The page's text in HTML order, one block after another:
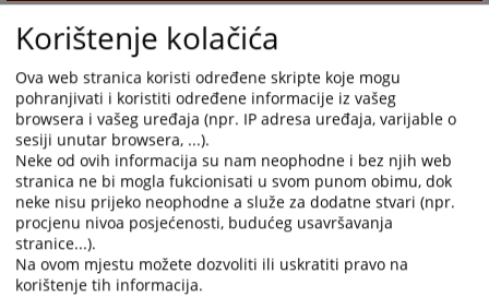
Korištenje kolačića
Ova web stranica koristi određene skripte koje mogu
pohranjivati i koristiti određene informacije iz vašeg
browsera i vašeg uređaja (npr. IP adresa uređaja, varijable o
sesiji unutar browsera, ...).
Neke od ovih informacija su nam neophodne i bez njih web
stranica ne bi mogla fukcionisati u svom punom obimu, dok
neke nisu prijeko neophodne a služe za dodatne stvari (npr.
procjenu nivoa posjećenosti, budućeg usavršavanja
stranice...).
Na ovom mjestu možete dozvoliti ili uskratiti pravo na
korištenje tih informacija.